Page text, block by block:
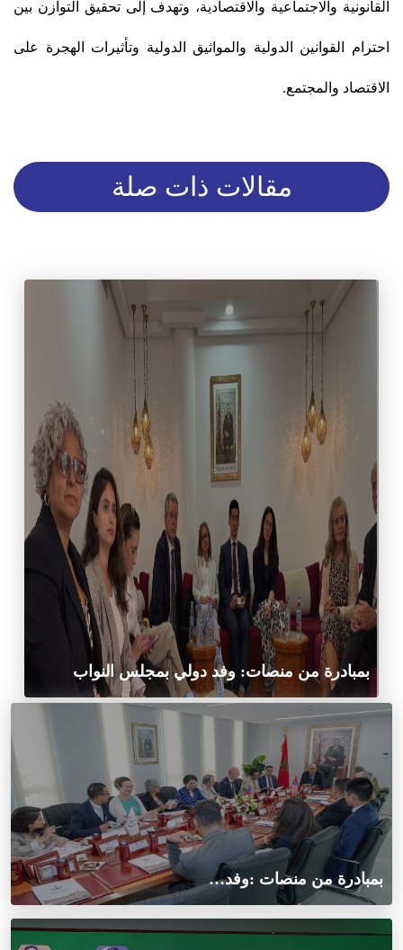
القانونية والاجتماعية والاقتصادية، وتهدف إلى تحقيق التوازن بين
احترام القوانين الدولية والمواثيق الدولية وتأثيرات الهجرة على
الاقتصاد والمجتمع.
مقالات ذات صلة
بمبادرة من منصات: وفد دولي بمجلس النواب
بمبادرة من منصات :وفد…